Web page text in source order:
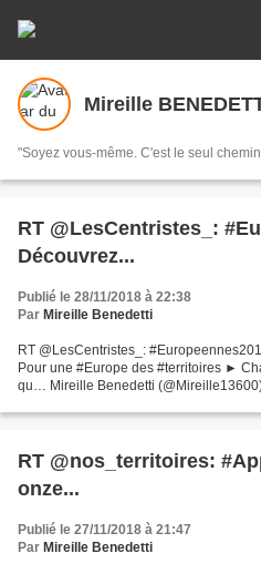
Mireille
"Soyez vous-même. C'est le seul
RT @LesCentristes_:
Découvrez...
Publié le 28/11/2018 à 22:38
Par Mireille Benedetti
RT @LesCentristes_:
Pour une #Europe des #territoires ►
qu… Mireille Benedetti
RT @nos_territoires:
onze...
Publié le 27/11/2018 à 21:47
Par Mireille Benedetti